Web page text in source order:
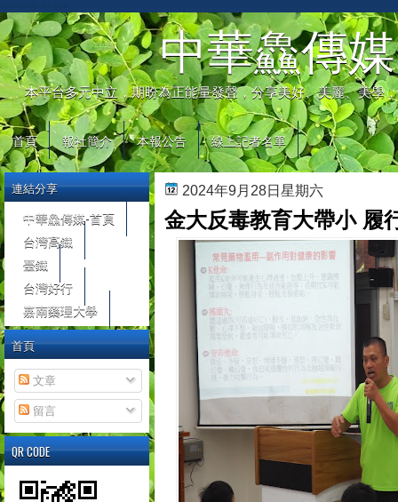
中華鱻傳媒
本平台多元中立，期盼為正能量發聲，分享美好、美麗、美學
首頁 報社簡介 本報公告 線上記者名單
2024年9月28日星期六
金大反毒教育大帶小 履
連結分享
中華鱻傳媒-首頁
台灣高鐵
臺鐵
台灣好行
嘉南藥理大學
首頁
文章
留言
QR CODE